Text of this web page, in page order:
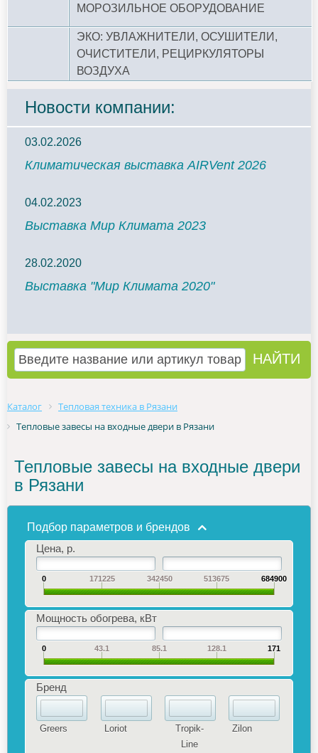
МОРОЗИЛЬНОЕ ОБОРУДОВАНИЕ
ЭКО: УВЛАЖНИТЕЛИ, ОСУШИТЕЛИ,
ОЧИСТИТЕЛИ, РЕЦИРКУЛЯТОРЫ
ВОЗДУХА
Новости компании:
03.02.2026
Климатическая выставка AIRVent 2026
04.02.2023
Выставка Мир Климата 2023
28.02.2020
Выставка "Мир Климата 2020"
Каталог
Тепловая техника в Рязани
Тепловые завесы на входные двери в Рязани
Тепловые завесы на входные двери
в Рязани
Подбор параметров и брендов
Цена, р.
0 171225 342450 513675 684900
Мощность обогрева, кВт
0 43.1 85.1 128.1 171
Бренд
Greers Loriot
Tropik-
Line
Zilon